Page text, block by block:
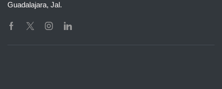
Guadalajara, Jal.